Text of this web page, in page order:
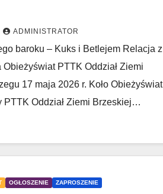
ADMINISTRATOR
baroku – Kuks i Betlejem Relacja z
Obieżyświat PTTK Oddział Ziemi
17 maja 2026 r. Koło Obieżyświat
PTTK Oddział Ziemi Brzeskiej…
OGŁOSZENIE ZAPROSZENIE